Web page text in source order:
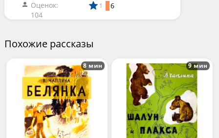
Оценок:
104
1 6
Похожие рассказы
8 мин 9 мин